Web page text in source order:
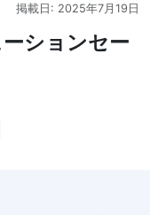
掲載日: 2025年7月19日
ションセー